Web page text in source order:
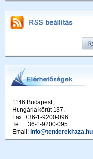
1146 Budapest,
Hungária körút 137.
Fax: +36-1-9200-096
Tel.: +36-1-9200-095
Email: info@tenderekhaza.hu